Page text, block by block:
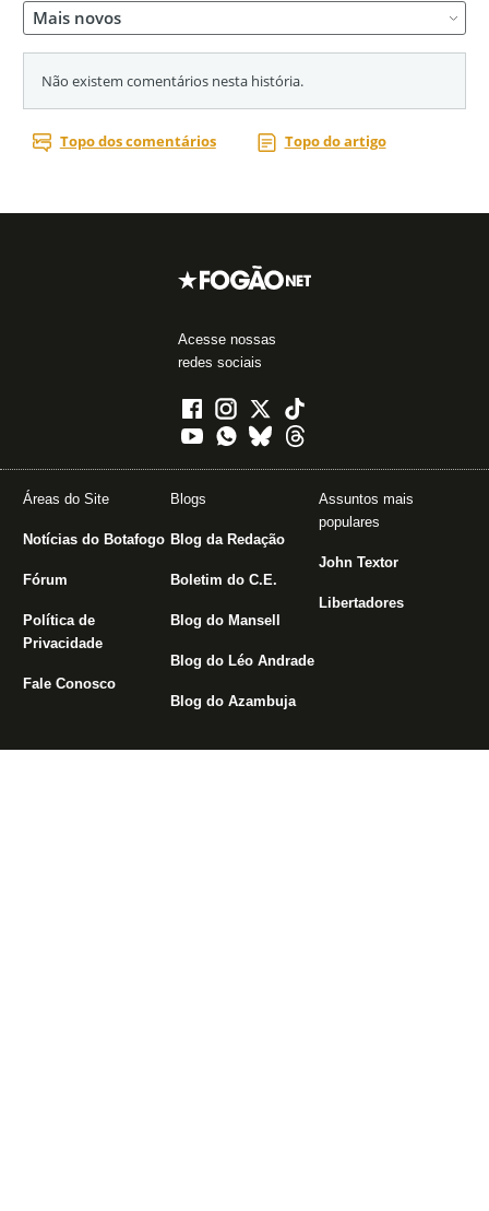
Acesse nossas
redes sociais
Áreas do Site
Notícias do Botafogo
Fórum
Política de
Privacidade
Fale Conosco
Blogs
Blog da Redação
Boletim do C.E.
Blog do Mansell
Blog do Léo Andrade
Blog do Azambuja
Assuntos mais
populares
John Textor
Libertadores